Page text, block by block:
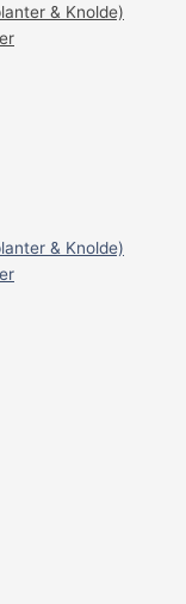
& Knolde)
& Knolde)